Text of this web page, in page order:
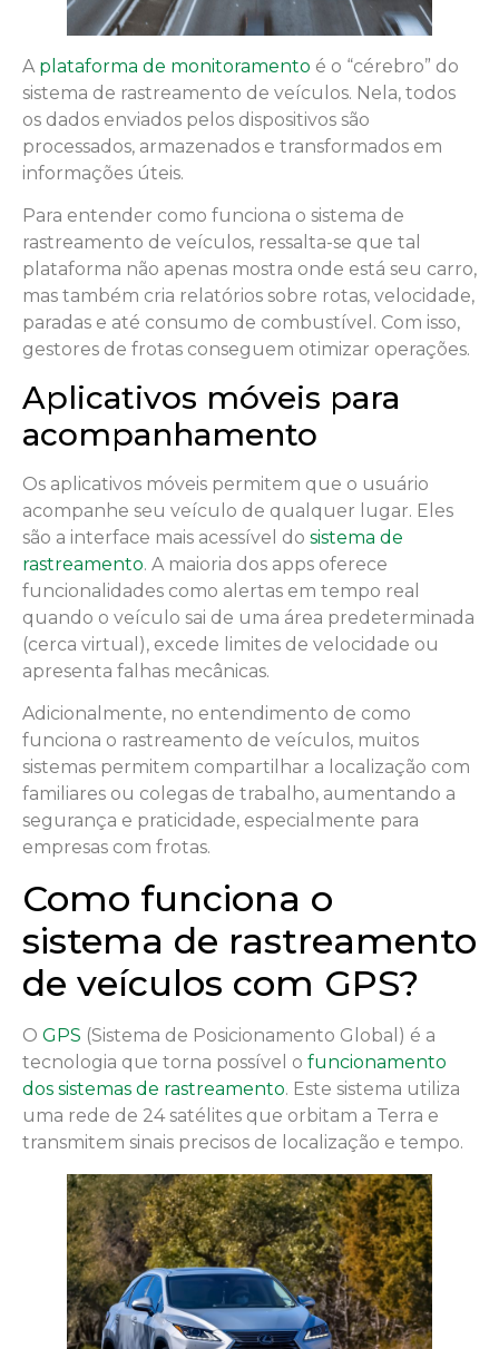
A plataforma de monitoramento é o “cérebro” do
sistema de rastreamento de veículos. Nela, todos
os dados enviados pelos dispositivos são
processados, armazenados e transformados em
informações úteis.
Para entender como funciona o sistema de
rastreamento de veículos, ressalta-se que tal
plataforma não apenas mostra onde está seu carro,
mas também cria relatórios sobre rotas, velocidade,
paradas e até consumo de combustível. Com isso,
gestores de frotas conseguem otimizar operações.
Aplicativos móveis para
acompanhamento
Os aplicativos móveis permitem que o usuário
acompanhe seu veículo de qualquer lugar. Eles
são a interface mais acessível do sistema de
rastreamento. A maioria dos apps oferece
funcionalidades como alertas em tempo real
quando o veículo sai de uma área predeterminada
(cerca virtual), excede limites de velocidade ou
apresenta falhas mecânicas.
Adicionalmente, no entendimento de como
funciona o rastreamento de veículos, muitos
sistemas permitem compartilhar a localização com
familiares ou colegas de trabalho, aumentando a
segurança e praticidade, especialmente para
empresas com frotas.
Como funciona o
sistema de rastreamento
de veículos com GPS?
O GPS (Sistema de Posicionamento Global) é a
tecnologia que torna possível o funcionamento
dos sistemas de rastreamento. Este sistema utiliza
uma rede de 24 satélites que orbitam a Terra e
transmitem sinais precisos de localização e tempo.